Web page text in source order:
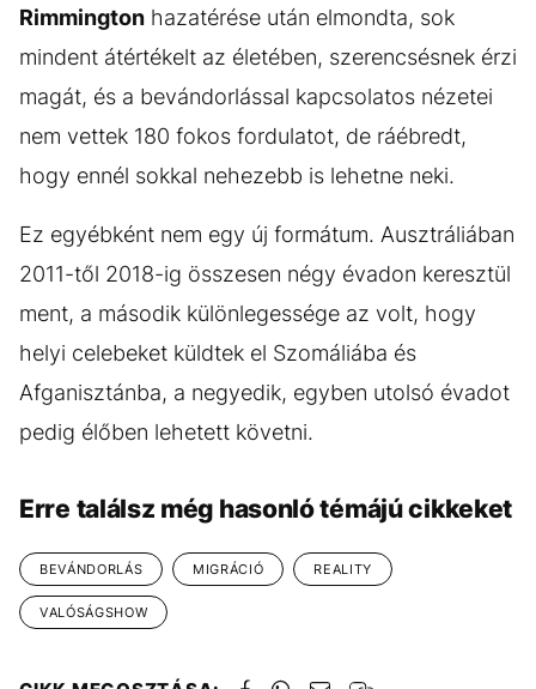
Rimmington hazatérése után elmondta, sok
mindent átértékelt az életében, szerencsésnek érzi
magát, és a bevándorlással kapcsolatos nézetei
nem vettek 180 fokos fordulatot, de ráébredt,
hogy ennél sokkal nehezebb is lehetne neki.
Ez egyébként nem egy új formátum. Ausztráliában
2011-től 2018-ig összesen négy évadon keresztül
ment, a második különlegessége az volt, hogy
helyi celebeket küldtek el Szomáliába és
Afganisztánba, a negyedik, egyben utolsó évadot
pedig élőben lehetett követni.
Erre találsz még hasonló témájú cikkeket
BEVÁNDORLÁS MIGRÁCIÓ REALITY
VALÓSÁGSHOW